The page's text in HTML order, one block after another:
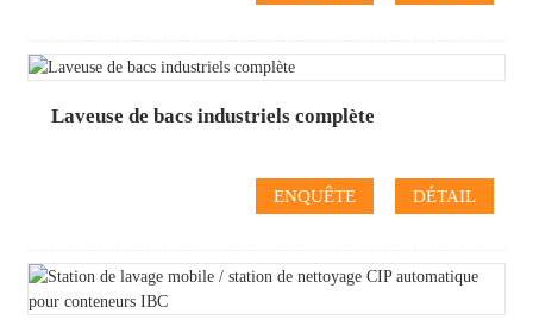
Laveuse de bacs industriels complète
ENQUÊTE DÉTAIL